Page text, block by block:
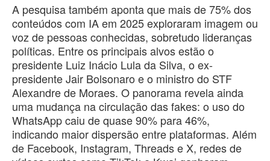
A pesquisa também aponta que mais de 75% dos
conteúdos com IA em 2025 exploraram imagem ou
voz de pessoas conhecidas, sobretudo lideranças
políticas. Entre os principais alvos estão o
presidente Luiz Inácio Lula da Silva, o ex-
presidente Jair Bolsonaro e o ministro do STF
Alexandre de Moraes. O panorama revela ainda
uma mudança na circulação das fakes: o uso do
WhatsApp caiu de quase 90% para 46%,
indicando maior dispersão entre plataformas. Além
de Facebook, Instagram, Threads e X, redes de